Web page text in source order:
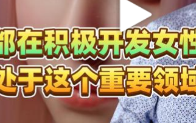
白海豚北上或致京津冀暴雨
广西公开征集涉黑涉恶犯罪线索
10余省份将出现强风雨 局地特大暴雨
新疆一婚礼线上邀请引热议
世界第1特鲁姆普斯诺克中国赛一轮游